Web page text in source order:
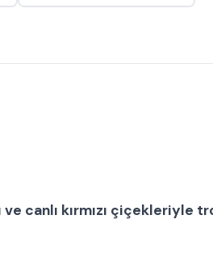
canlı kırmızı çiçekleriyle